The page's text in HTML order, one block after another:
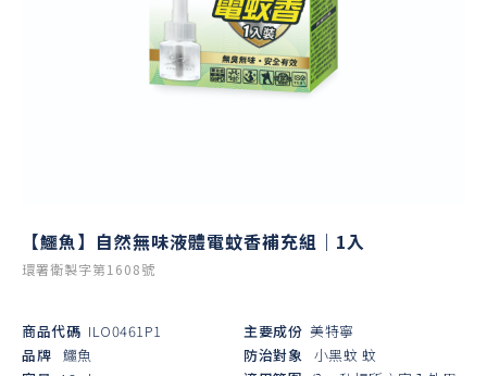
【鱷魚】自然無味液體電蚊香補充組｜1入
環署衛製字第1608號
商品代碼 ILO0461P1
品牌 鱷魚
主要成份 美特寧
防治對象 小黑蚊 蚊